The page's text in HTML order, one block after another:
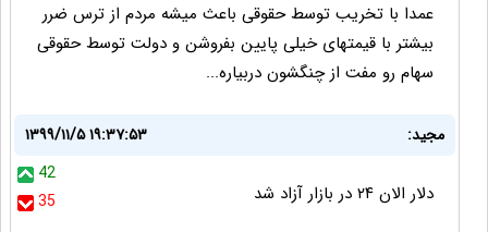
عمدا با تخریب توسط حقوقی باعث میشه مردم از ترس ضرر
بیشتر با قیمتهای خیلی پایین بفروشن و دولت توسط حقوقی
سهام رو مفت از چنگشون دربیاره...
مجید:
۱۳۹۹/۱۱/۵ ۱۹:۳۷:۵۳
42
35
دلار الان ۲۴ در بازار آزاد شد